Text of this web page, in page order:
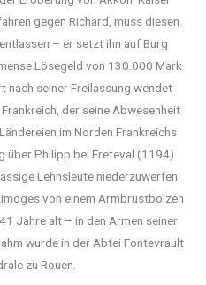
gegen Richard, muss diesen
– er setzt ihn auf Burg
Lösegeld von 130.000 Mark
nach seiner Freilassung wendet
der seine Abwesenheit
im Norden Frankreichs
über Philipp bei Freteval (1194)
Lehnsleute niederzuwerfen.
von einem Armbrustbolzen
Jahre alt – in den Armen seiner
wurde in der Abtei Fontevrault
zu Rouen.